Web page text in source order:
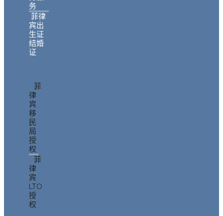
务
菲律
宾出
生证
结婚
证
菲
律
宾
移
民
局
授
权
菲
律
宾
LTO
授
权